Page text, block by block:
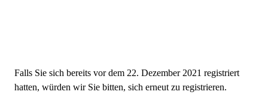
Falls Sie sich bereits vor dem 22. Dezember 2021 registriert
hatten, würden wir Sie bitten, sich erneut zu registrieren.